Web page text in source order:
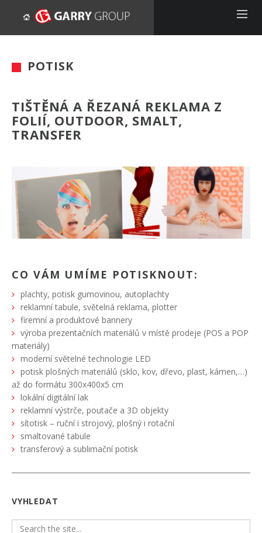
POTISK
TIŠTĚNÁ A ŘEZANÁ REKLAMA Z
FOLIÍ, OUTDOOR, SMALT,
TRANSFER
CO VÁM UMÍME POTISKNOUT:
plachty, potisk gumovinou, autoplachty
reklamní tabule, světelná reklama, plotter
firemní a produktové bannery
výroba prezentačních materiálů v místě prodeje (POS a POP
materiály)
moderní světelné technologie LED
potisk plošných materiálů (sklo, kov, dřevo, plast, kámen,…)
až do formátu 300x400x5 cm
lokální digitální lak
reklamní výstrče, poutače a 3D objekty
sítotisk – ruční i strojový, plošný i rotační
smaltované tabule
transferový a sublimační potisk
VYHLEDAT